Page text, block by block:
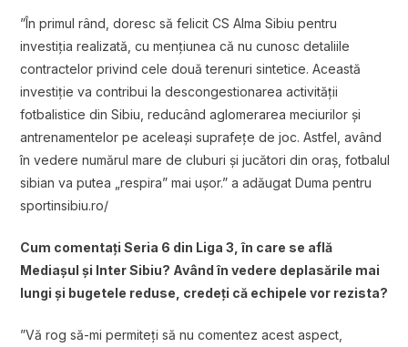
”În primul rând, doresc să felicit CS Alma Sibiu pentru
investiția realizată, cu mențiunea că nu cunosc detaliile
contractelor privind cele două terenuri sintetice. Această
investiție va contribui la descongestionarea activității
fotbalistice din Sibiu, reducând aglomerarea meciurilor și
antrenamentelor pe aceleași suprafețe de joc. Astfel, având
în vedere numărul mare de cluburi și jucători din oraș, fotbalul
sibian va putea „respira” mai ușor.” a adăugat Duma pentru
sportinsibiu.ro/
Cum comentați Seria 6 din Liga 3, în care se află
Mediașul și Inter Sibiu? Având în vedere deplasările mai
lungi și bugetele reduse, credeți că echipele vor rezista?
”Vă rog să-mi permiteți să nu comentez acest aspect,